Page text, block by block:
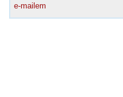
e-mailem